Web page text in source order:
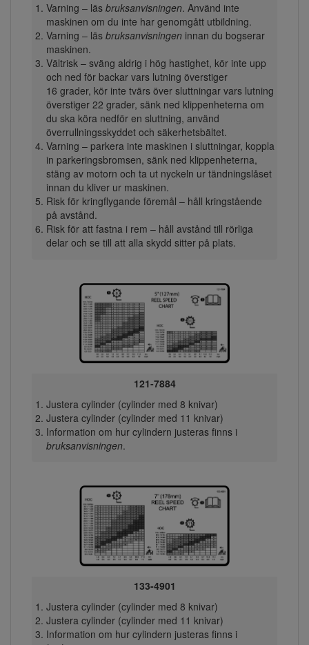
Varning – läs bruksanvisningen. Använd inte
maskinen om du inte har genomgått utbildning.
Varning – läs bruksanvisningeninnan du bogserar
maskinen.
Vältrisk – sväng aldrig i hög hastighet, kör inte upp
och ned för backar vars lutning överstiger
16 grader, kör inte tvärs över sluttningar vars lutning
överstiger 22 grader, sänk ned klippenheterna om
du ska köra nedför en sluttning, använd
överrullningsskyddet och säkerhetsbältet.
Varning – parkera inte maskinen i sluttningar, koppla
in parkeringsbromsen, sänk ned klippenheterna,
stäng av motorn och ta ut nyckeln ur tändningslåset
innan du kliver ur maskinen.
Risk för kringflygande föremål – håll kringstående
på avstånd.
Risk för att fastna i rem – håll avstånd till rörliga
delar och se till att alla skydd sitter på plats.
121-7884
Justera cylinder (cylinder med 8 knivar)
Justera cylinder (cylinder med 11 knivar)
Information om hur cylindern justeras finns i
bruksanvisningen.
133-4901
Justera cylinder (cylinder med 8 knivar)
Justera cylinder (cylinder med 11 knivar)
Information om hur cylindern justeras finns i